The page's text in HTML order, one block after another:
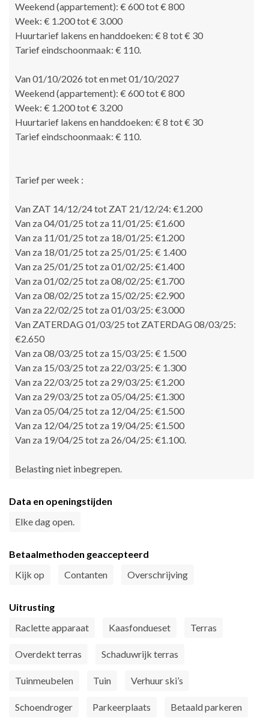
Weekend (appartement): € 600 tot € 800
Week: € 1.200 tot € 3.000
Huurtarief lakens en handdoeken: € 8 tot € 30
Tarief eindschoonmaak: € 110.
Van 01/10/2026 tot en met 01/10/2027
Weekend (appartement): € 600 tot € 800
Week: € 1.200 tot € 3.200
Huurtarief lakens en handdoeken: € 8 tot € 30
Tarief eindschoonmaak: € 110.
Tarief per week :
Van ZAT 14/12/24 tot ZAT 21/12/24: €1.200
Van za 04/01/25 tot za 11/01/25: €1.600
Van za 11/01/25 tot za 18/01/25: €1.200
Van za 18/01/25 tot za 25/01/25: € 1.400
Van za 25/01/25 tot za 01/02/25: €1.400
Van za 01/02/25 tot za 08/02/25: €1.700
Van za 08/02/25 tot za 15/02/25: €2.900
Van za 22/02/25 tot za 01/03/25: €3.000
Van ZATERDAG 01/03/25 tot ZATERDAG 08/03/25:
€2.650
Van za 08/03/25 tot za 15/03/25: € 1.500
Van za 15/03/25 tot za 22/03/25: € 1.300
Van za 22/03/25 tot za 29/03/25: €1.200
Van za 29/03/25 tot za 05/04/25: €1.300
Van za 05/04/25 tot za 12/04/25: €1.500
Van za 12/04/25 tot za 19/04/25: €1.500
Van za 19/04/25 tot za 26/04/25: €1.100.
Belasting niet inbegrepen.
Data en openingstijden
Elke dag open.
Betaalmethoden geaccepteerd
Kijk op
Contanten Overschrijving
Uitrusting
Raclette apparaat
Kaasfondueset Terras
Overdekt terras Schaduwrijk terras
Tuinmeubelen Tuin Verhuur ski’s
Schoendroger Parkeerplaats Betaald parkeren